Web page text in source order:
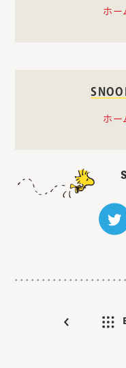
ホー
ホー